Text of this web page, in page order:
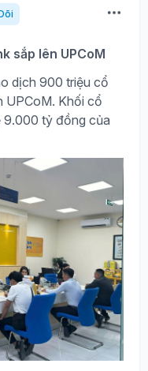
sắp lên UPCoM
dịch 900 triệu cổ
UPCoM. Khối cổ
9.000 tỷ đồng của